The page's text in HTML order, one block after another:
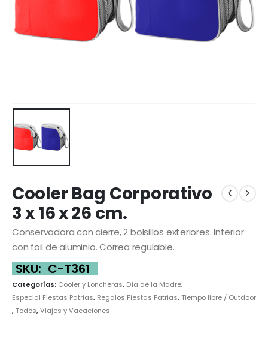
Cooler Bag Corporativo
3 x 16 x 26 cm.
Conservadora con cierre, 2 bolsillos exteriores. Interior
con foil de aluminio. Correa regulable.
SKU: C-T361
Categorías: Cooler y Loncheras, Día de la Madre,
Especial Fiestas Patrias, Regalos Fiestas Patrias,Tiempo libre / Outdoor
,Todos,Viajes y Vacaciones